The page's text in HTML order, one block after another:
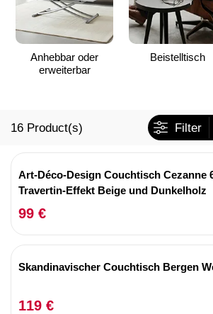
Anhebbar oder
erweiterbar
Beistelltisch
16 Product(s) Filter
Art-Déco-Design Couchtisch Cezanne
Travertin-Effekt Beige und Dunkelholz
99 €
Skandinavischer Couchtisch Bergen
119 €